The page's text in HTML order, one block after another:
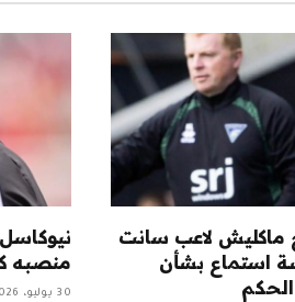
ماكليش لاعب سانت
استماع بشأن
منصبه
30 يوليو، 2026